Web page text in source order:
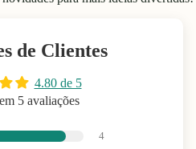
de Clientes
4.80 de 5
5 avaliações
4